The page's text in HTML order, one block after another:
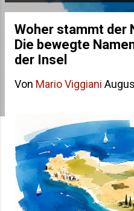
s
Woher stammt der
Die bewegte
der Insel
Von Mario Viggiani